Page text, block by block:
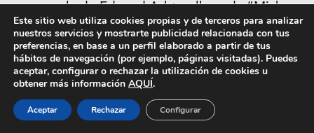
una novela de Edward Ashton llamada “Mickey
7”. Pero la película se titula “Mickey 17”
porque dice Bong Joon-ho que“así puedo
matar a Mickey 10 veces más”.
Este sitio web utiliza cookies propias y de terceros para analizar
nuestros servicios y mostrarte publicidad relacionada con tus
preferencias, en base a un perfil elaborado a partir de tus
hábitos de navegación (por ejemplo, páginas visitadas). Puedes
aceptar, configurar o rechazar la utilización de cookies u
obtener más información AQUÍ.
Aceptar Rechazar Configurar